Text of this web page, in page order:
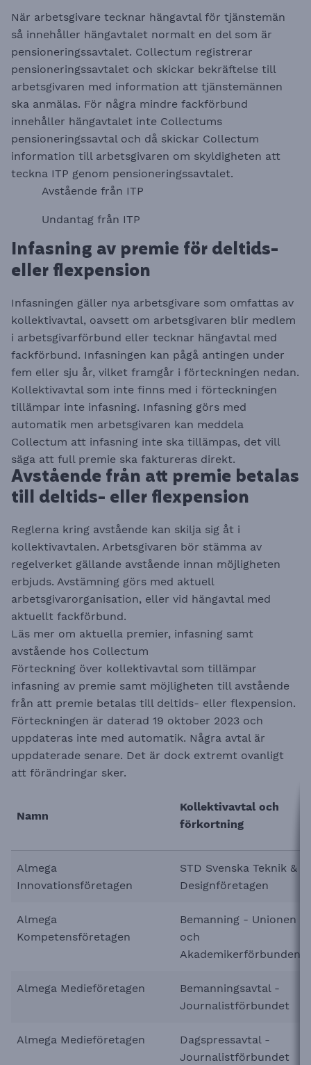
När arbetsgivare tecknar hängavtal för tjänstemän
så innehåller hängavtalet normalt en del som är
pensioneringssavtalet. Collectum registrerar
pensioneringssavtalet och skickar bekräftelse till
arbetsgivaren med information att tjänstemännen
ska anmälas. För några mindre fackförbund
innehåller hängavtalet inte Collectums
pensioneringssavtal och då skickar Collectum
information till arbetsgivaren om skyldigheten att
teckna ITP genom pensioneringssavtalet.​​​​​​​
Avstående från ITP
Undantag från ITP
Infasning av premie för deltids-
eller flexpension
Infasningen gäller nya arbetsgivare som omfattas av
kollektivavtal, oavsett om arbetsgivaren blir medlem
i arbetsgivarförbund eller tecknar hängavtal med
fackförbund. Infasningen kan pågå antingen under
fem eller sju år, vilket framgår i förteckningen nedan.
Kollektivavtal som inte finns med i förteckningen
tillämpar inte infasning. Infasning görs med
automatik men arbetsgivaren kan meddela
Collectum att infasning inte ska tillämpas, det vill
säga att full premie ska faktureras direkt.
Avstående från att premie betalas
till deltids- eller flexpension
Reglerna kring avstående kan skilja sig åt i
kollektivavtalen. Arbetsgivaren bör stämma av
regelverket gällande avstående innan möjligheten
erbjuds. Avstämning görs med aktuell
arbetsgivarorganisation, eller vid hängavtal med
aktuellt fackförbund.
Läs mer om aktuella premier, infasning samt
avstående hos Collectum
Förteckning över kollektivavtal som tillämpar
infasning av premie samt möjligheten till avstående
från att premie betalas till deltids- eller flexpension.
Förteckningen är daterad 19 oktober 2023 och
uppdateras inte med automatik. Några avtal är
uppdaterade senare. Det är dock extremt ovanligt
att förändringar sker.
Namn
Kollektivavtal och
förkortning
Almega
Innovationsföretagen
STD Svenska Teknik &
Designföretagen
Almega
Kompetensföretagen
Bemanning - Unionen
och
Akademikerförbunden
Almega Medieföretagen
Bemanningsavtal -
Journalistförbundet
Almega Medieföretagen
Dagspressavtal -
Journalistförbundet